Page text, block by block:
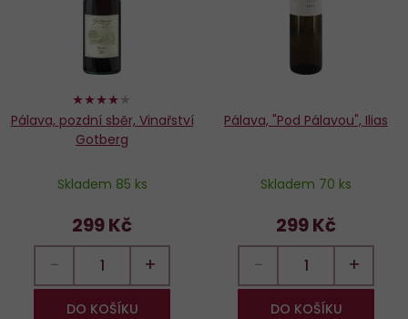
80%
Pálava, pozdní sběr, Vinařství
Gotberg
Skladem 85 ks
299 Kč
− +
DO KOŠÍKU
Pálava, "Pod Pálavou", Ilias
Skladem 70 ks
299 Kč
− +
DO KOŠÍKU